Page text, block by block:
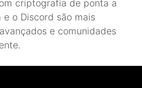
criptografia de ponta a
o Discord são mais
e comunidades